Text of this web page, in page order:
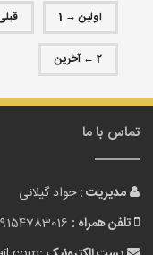
اولین → 1
2 ← آخرین
تماس با ما
مدیریت :جواد گیلانی
تلفن همراه : _